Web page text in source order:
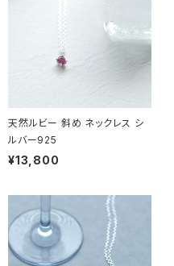
天然ルビー 斜め ネックレス シ
ルバー925
¥13,800